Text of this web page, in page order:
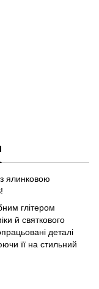
ялинковою
!
глітером
й святкового
деталі
її на стильний